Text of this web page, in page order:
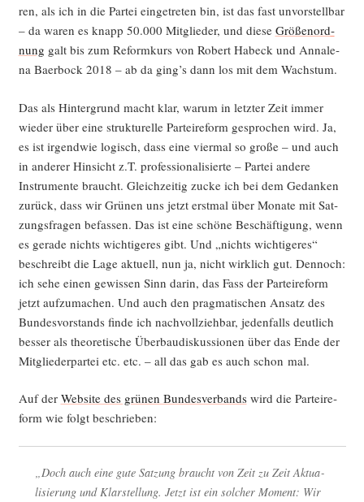
ren, als ich in die Par­tei ein­ge­tre­ten bin, ist das fast unvor­stell­bar
– da waren es knapp 50.000 Mit­glie­der, und die­se Grö­ßen­ord­
nung galt bis zum Reform­kurs von Robert Habeck und Anna­le­
na Baer­bock 2018 – ab da ging’s dann los mit dem Wachstum.
Das als Hin­ter­grund macht klar, war­um in letz­ter Zeit immer
wie­der über eine struk­tu­rel­le Par­tei­re­form gespro­chen wird. Ja,
es ist irgend­wie logisch, dass eine vier­mal so gro­ße – und auch
in ande­rer Hin­sicht z.T. pro­fes­sio­na­li­sier­te – Par­tei ande­re
Instru­men­te braucht. Gleich­zei­tig zucke ich bei dem Gedan­ken
zurück, dass wir Grü­nen uns jetzt erst­mal über Mona­te mit Sat­
zungs­fra­gen befas­sen. Das ist eine schö­ne Beschäf­ti­gung, wenn
es gera­de nichts wich­ti­ge­res gibt. Und „nichts wich­ti­ge­res“
beschreibt die Lage aktu­ell, nun ja, nicht wirk­lich gut. Den­noch:
ich sehe einen gewis­sen Sinn dar­in, das Fass der Par­tei­re­form
jetzt auf­zu­ma­chen. Und auch den prag­ma­ti­schen Ansatz des
Bun­des­vor­stands fin­de ich nach­voll­zieh­bar, jeden­falls deut­lich
bes­ser als theo­re­ti­sche Über­bau­dis­kus­sio­nen über das Ende der
Mit­glie­der­par­tei etc. etc. – all das gab es auch schon mal.
Auf der Web­site des grü­nen Bun­des­ver­bandswird die Par­tei­re­
form wie folgt beschrieben:
„Doch auch eine gute Sat­zung braucht von Zeit zu Zeit Aktua­
li­sie­rung und Klar­stel­lung. Jetzt ist ein sol­cher Moment: Wir